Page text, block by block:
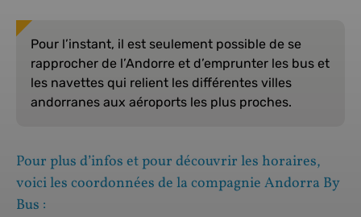
Pour l’instant, il est seulement possible de se
rapprocher de l’Andorre et d’emprunter les bus et
les navettes qui relient les différentes villes
andorranes aux aéroports les plus proches.
Pour plus d’infos et pour découvrir les horaires,
voici les coordonnées de la compagnie Andorra By
Bus :